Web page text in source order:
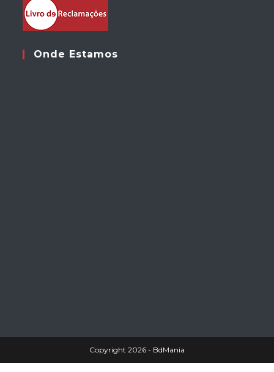
Onde Estamos
Copyright 2026 - BdMania